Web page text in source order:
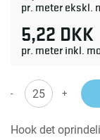
pr. meter ekskl.
5,22 DKK
pr. meter inkl.
- +
Hook det